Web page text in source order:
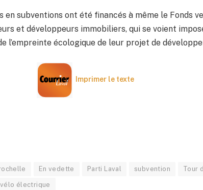
en subventions ont été financés à même le Fonds
et développeurs immobiliers, qui se voient
l’empreinte écologique de leur projet de
Imprimer le texte
En vedette Parti Laval subvention Tour
vélo électrique